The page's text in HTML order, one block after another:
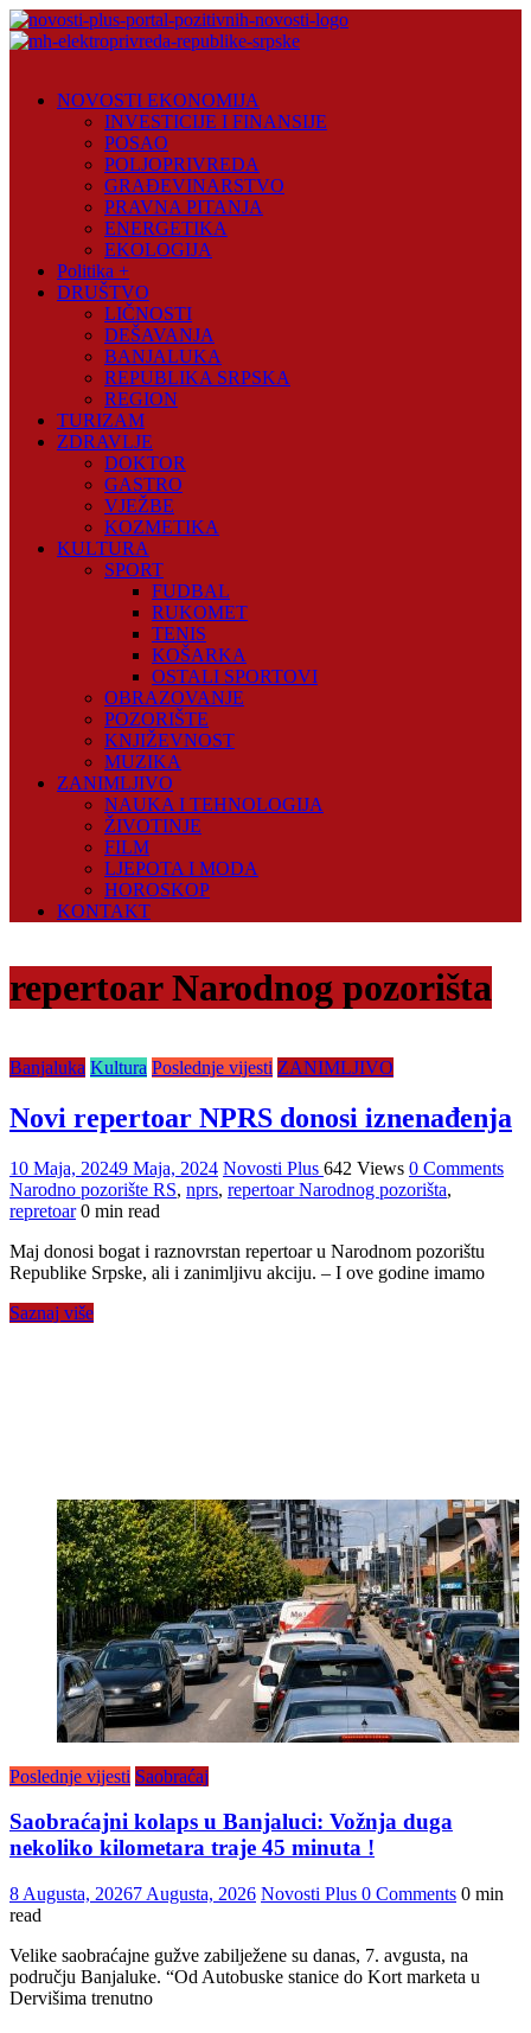
Skip
to
NOVOSTI EKONOMIJA
INVESTICIJE I FINANSIJE
POSAO
POLJOPRIVREDA
GRAĐEVINARSTVO
PRAVNA PITANJA
ENERGETIKA
EKOLOGIJA
Politika +
DRUŠTVO
LIČNOSTI
DEŠAVANJA
BANJALUKA
REPUBLIKA SRPSKA
REGION
TURIZAM
ZDRAVLJE
DOKTOR
GASTRO
VJEŽBE
KOZMETIKA
KULTURA
SPORT
FUDBAL
RUKOMET
TENIS
KOŠARKA
OSTALI SPORTOVI
OBRAZOVANJE
POZORIŠTE
KNJIŽEVNOST
MUZIKA
ZANIMLJIVO
NAUKA I TEHNOLOGIJA
ŽIVOTINJE
FILM
LJEPOTA I MODA
HOROSKOP
KONTAKT
repertoar Narodnog pozorišta
Banjaluka Kultura Poslednje vijesti ZANIMLJIVO
Novi repertoar NPRS donosi iznenađenja
10 Maja, 20249 Maja, 2024 Novosti Plus 642 Views 0 Comments
Narodno pozorište RS, nprs, repertoar Narodnog pozorišta,
repretoar 0 min read
Maj donosi bogat i raznovrstan repertoar u Narodnom pozorištu
Republike Srpske, ali i zanimljivu akciju. – I ove godine imamo
Saznaj više
Poslednje vijesti Saobraćaj
Saobraćajni kolaps u Banjaluci: Vožnja duga
nekoliko kilometara traje 45 minuta !
8 Augusta, 20267 Augusta, 2026 Novosti Plus 0 Comments 0 min
read
Velike saobraćajne gužve zabilježene su danas, 7. avgusta, na
području Banjaluke. “Od Autobuske stanice do Kort marketa u
Dervišima trenutno